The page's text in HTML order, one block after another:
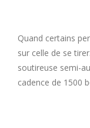
Quand certains
sur celle de se
soutireuse semi-
cadence de 1500